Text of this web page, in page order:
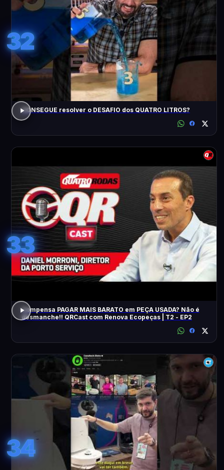
32
CONSEGUE resolver o DESAFIO dos QUATRO LITROS?
33
Compensa PAGAR MAIS BARATO em PEÇA USADA? Não é
desmanche!! QRCast com Renova Ecopeças | T2 - EP2
34